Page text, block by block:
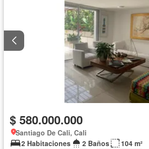
$ 580.000.000
Santiago De Cali, Cali
2 Habitaciones
2 Baños
104 m²